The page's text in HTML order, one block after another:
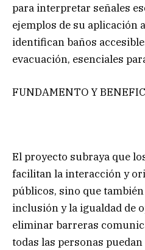
para interpretar señales
ejemplos de su aplicación
identifican baños
evacuación, esenciales
FUNDAMENTO Y
El proyecto subraya que
facilitan la interacción y
públicos, sino que
inclusión y la igualdad de
eliminar barreras
todas las personas